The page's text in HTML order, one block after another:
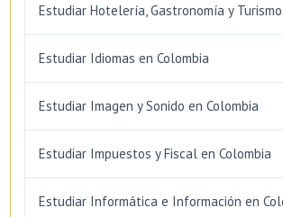
Estudiar Hotelería, Gastronomía y
Estudiar Idiomas en Colombia
Estudiar Imagen y Sonido en Colombia
Estudiar Impuestos y Fiscal en Colombia
Estudiar Informática e Información en